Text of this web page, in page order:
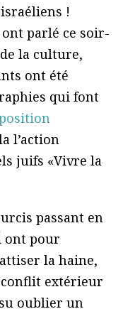
!
parlé ce soir-
la culture,
ont été
qui font
l’action
juifs «Vivre la
passant en
ont pour
la haine,
extérieur
oublier un